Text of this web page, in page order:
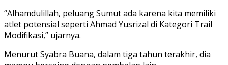
“Alhamdulillah, peluang Sumut ada karena kita memiliki
atlet potensial seperti Ahmad Yusrizal di Kategori Trail
Modifikasi,” ujarnya.
Menurut Syabra Buana, dalam tiga tahun terakhir, dia